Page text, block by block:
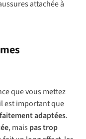
attachée à
que vous mettez
est important que
adaptées.
, mais pas trop